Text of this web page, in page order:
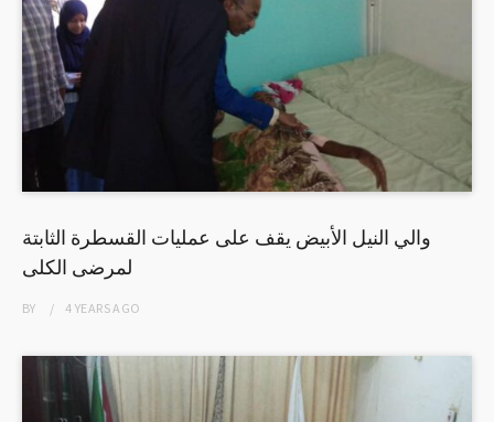
والي النيل الأبيض يقف على عمليات القسطرة الثابتة
لمرضى الكلى
BY 4 YEARSAGO